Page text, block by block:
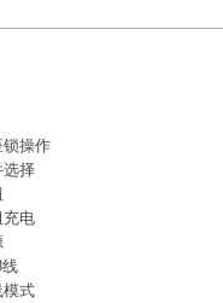
操作
择
电
式